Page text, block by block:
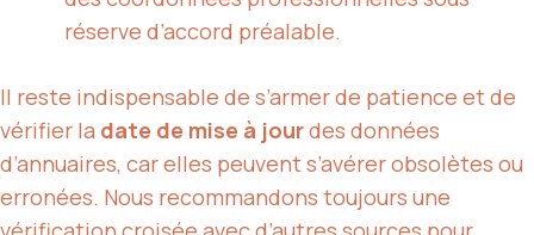
réserve d’accord préalable.
Il reste indispensable de s’armer de patience et de
vérifier la date de mise à jourdes données
d’annuaires, car elles peuvent s’avérer obsolètes ou
erronées. Nous recommandons toujours une